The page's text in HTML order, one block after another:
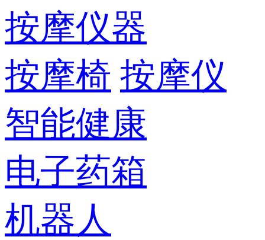
按摩仪器
按摩椅 按摩仪
智能健康
电子药箱
机器人